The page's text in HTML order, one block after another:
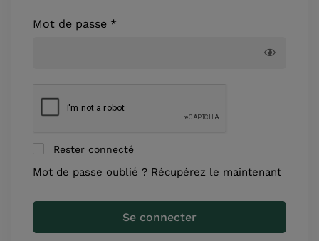
Mot de passe *
Rester connecté
Mot de passe oublié ? Récupérez le maintenant
Se connecter